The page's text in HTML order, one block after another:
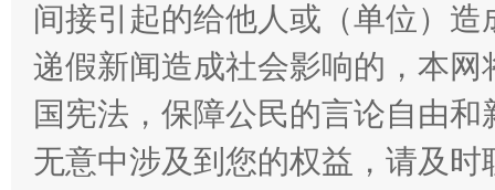
间接引起的给他人或（单位）
递假新闻造成社会影响的，本
国宪法，保障公民的言论自由
无意中涉及到您的权益，请及